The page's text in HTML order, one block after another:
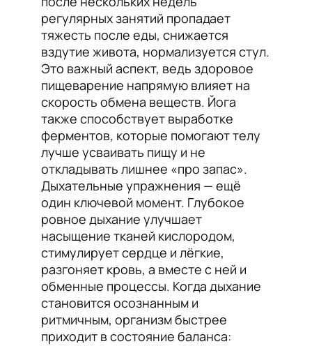
регулярных занятий пропадает
тяжесть после еды, снижается
вздутие живота, нормализуется стул.
Это важный аспект, ведь здоровое
пищеварение напрямую влияет на
скорость обмена веществ. Йога
также способствует выработке
ферментов, которые помогают телу
лучше усваивать пищу и не
откладывать лишнее «про запас».
Дыхательные упражнения — ещё
один ключевой момент. Глубокое
ровное дыхание улучшает
насыщение тканей кислородом,
стимулирует сердце и лёгкие,
разгоняет кровь, а вместе с ней и
обменные процессы. Когда дыхание
становится осознанным и
ритмичным, организм быстрее
приходит в состояние баланса: